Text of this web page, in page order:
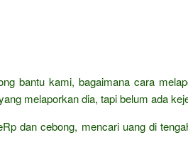
bantu kami, bagaimana cara
melaporkan dia, tapi belum ada
dan cebong, mencari uang di